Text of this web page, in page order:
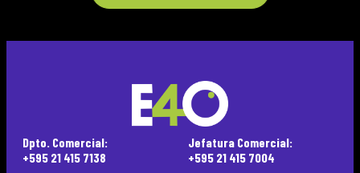
Dpto. Comercial:
+595 21 415 7138
Jefatura Comercial:
+595 21 415 7004